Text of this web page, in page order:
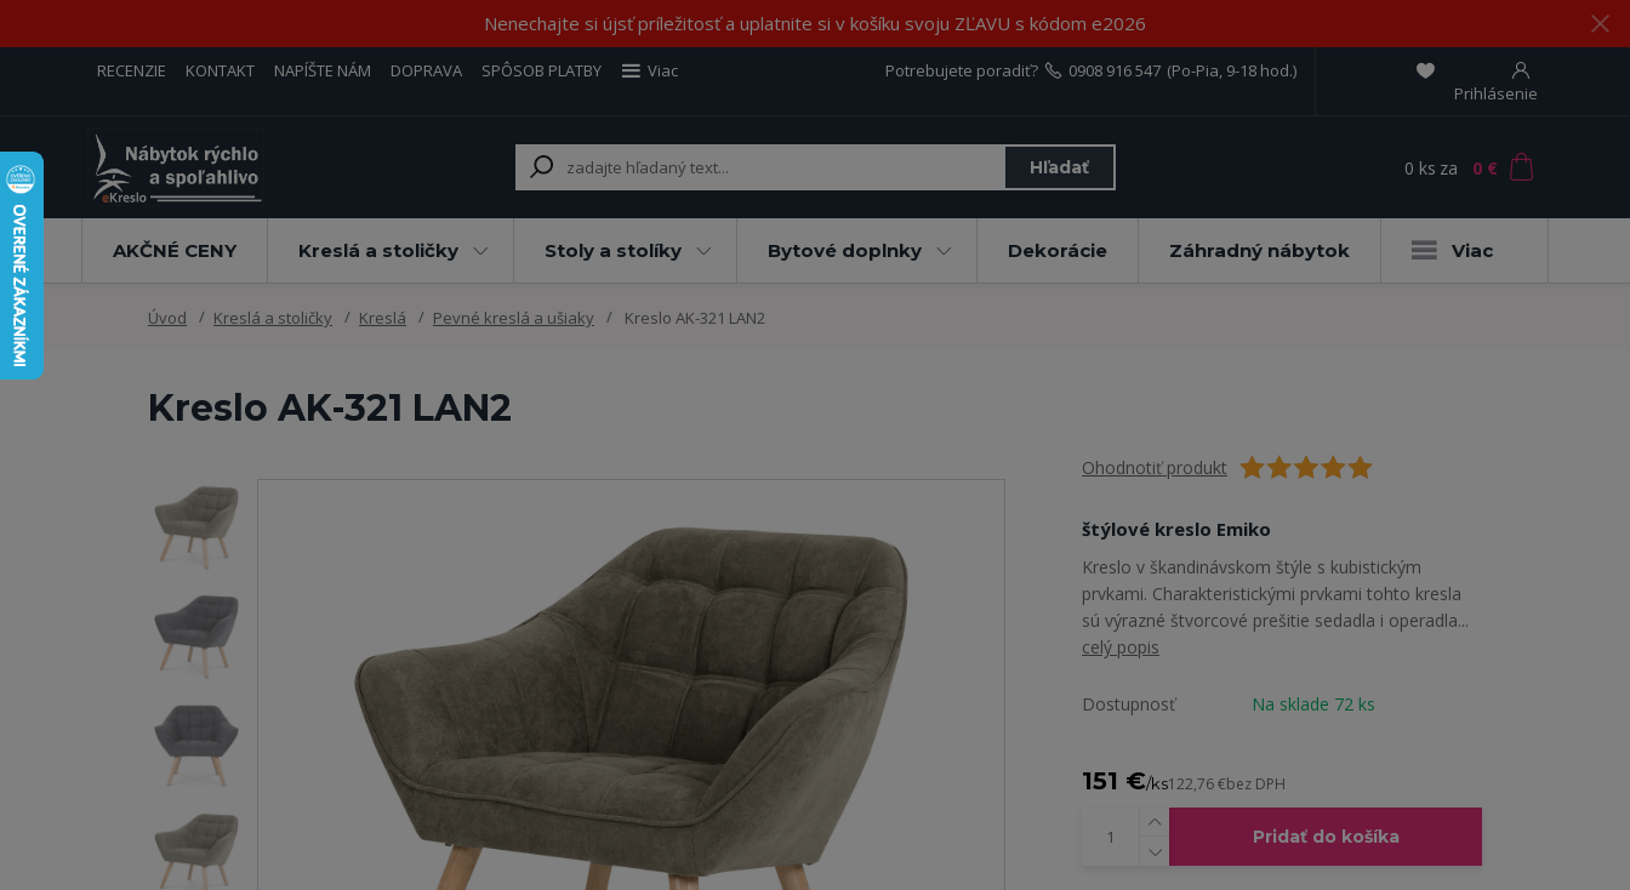
Nenechajte si újsť príležitosť a uplatnite si v košíku svoju ZĽAVU s kódom e2026
RECENZIE KONTAKT NAPÍŠTE NÁM DOPRAVA SPÔSOB PLATBY
Viac
Prihlásenie
Hľadať
Potrebujete poradiť? 0908 916 547 (Po-Pia, 9-18 hod.)
0 ks za 0 €
AKČNÉ CENY Kreslá a stoličky Stoly a stolíky Bytové doplnky Dekorácie Záhradný nábytok Viac
Úvod Kreslá a stoličky Kreslá Pevné kreslá a ušiaky Kreslo AK-321 LAN2
Kreslo AK-321 LAN2
Ohodnotiť produkt
štýlové kreslo Emiko
Kreslo v škandinávskom štýle s kubistickým
prvkami. Charakteristickými prvkami tohto kresla
sú výrazné štvorcové prešitie sedadla i operadla...
celý popis
Dostupnosť Na sklade 72 ks
151 €/ks122,76 €bez DPH
Pridať do košíka